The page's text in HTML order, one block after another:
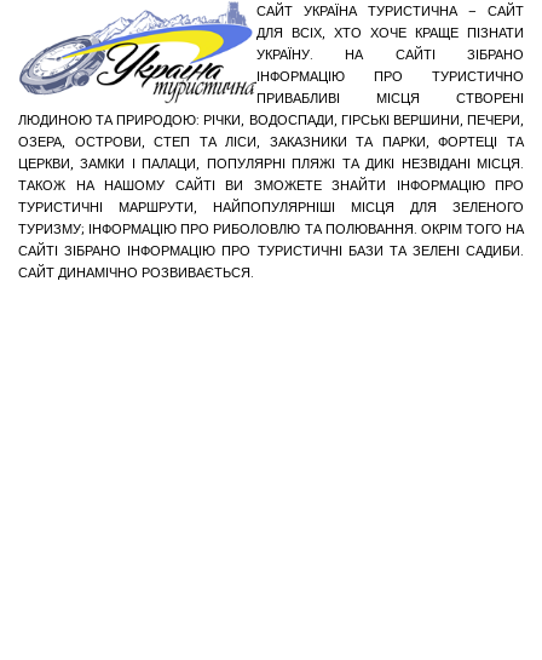
САЙТ УКРАЇНА ТУРИСТИЧНА – САЙТ
ДЛЯ ВСІХ, ХТО ХОЧЕ КРАЩЕ ПІЗНАТИ
УКРАЇНУ. НА САЙТІ ЗІБРАНО
ІНФОРМАЦІЮ ПРО ТУРИСТИЧНО
ПРИВАБЛИВІ МІСЦЯ СТВОРЕНІ
ЛЮДИНОЮ ТА ПРИРОДОЮ: РІЧКИ, ВОДОСПАДИ, ГІРСЬКІ ВЕРШИНИ, ПЕЧЕРИ,
ОЗЕРА, ОСТРОВИ, СТЕП ТА ЛІСИ, ЗАКАЗНИКИ ТА ПАРКИ, ФОРТЕЦІ ТА
ЦЕРКВИ, ЗАМКИ І ПАЛАЦИ, ПОПУЛЯРНІ ПЛЯЖІ ТА ДИКІ НЕЗВІДАНІ МІСЦЯ.
ТАКОЖ НА НАШОМУ САЙТІ ВИ ЗМОЖЕТЕ ЗНАЙТИ ІНФОРМАЦІЮ ПРО
ТУРИСТИЧНІ МАРШРУТИ, НАЙПОПУЛЯРНІШІ МІСЦЯ ДЛЯ ЗЕЛЕНОГО
ТУРИЗМУ; ІНФОРМАЦІЮ ПРО РИБОЛОВЛЮ ТА ПОЛЮВАННЯ. ОКРІМ ТОГО НА
САЙТІ ЗІБРАНО ІНФОРМАЦІЮ ПРО ТУРИСТИЧНІ БАЗИ ТА ЗЕЛЕНІ САДИБИ.
САЙТ ДИНАМІЧНО РОЗВИВАЄТЬСЯ.